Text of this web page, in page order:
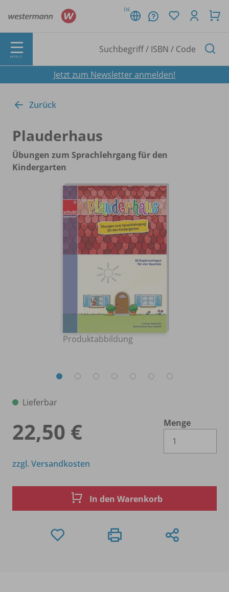
DE
MENÜ
Jetzt zum Newsletter anmelden!
Zurück
Plauderhaus
Übungen zum Sprachlehrgang für den
Kindergarten
Produktabbildung
Lieferbar
22,50 €
Menge
zzgl. Versandkosten
In den Warenkorb